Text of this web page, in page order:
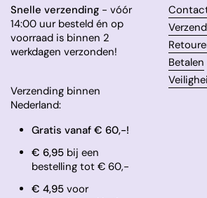
Snelle verzending - vóór
14:00 uur besteld én op
voorraad is binnen 2
werkdagen verzonden!
Verzending binnen
Nederland:
Gratis vanaf € 60,-!
€ 6,95 bij een
bestelling tot € 60,-
​€ 4,95 voor
Betalen